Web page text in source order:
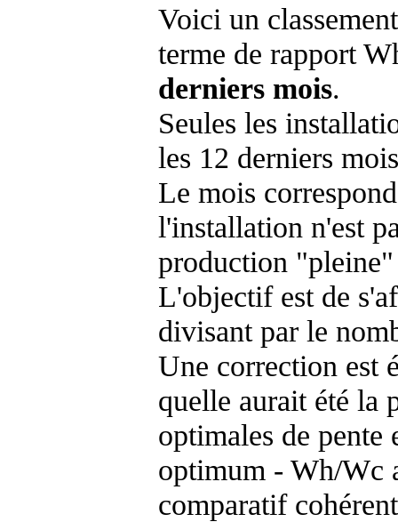
Voici un
terme de rapport
derniers mois.
Seules les
les 12 derniers
Le mois
l'installation n'est
production "pleine"
L'objectif est de
divisant par le
Une correction est
quelle aurait été la
optimales de
optimum - Wh/Wc
comparatif